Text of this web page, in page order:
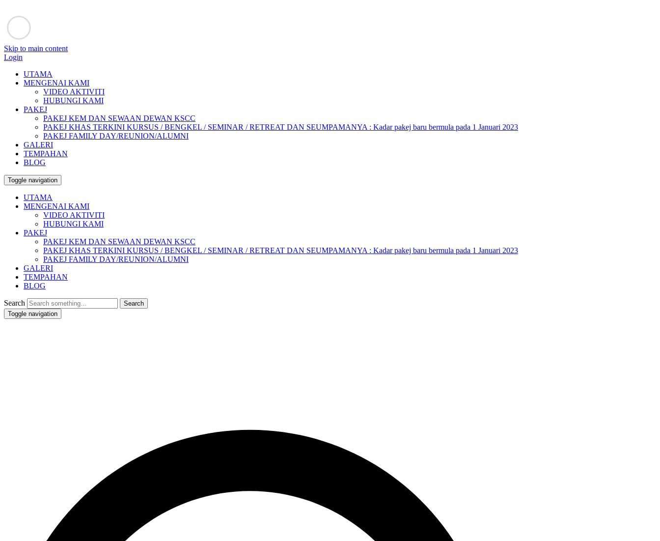
Skip to main content
Login
UTAMA
MENGENAI KAMI
VIDEO AKTIVITI
HUBUNGI KAMI
PAKEJ
PAKEJ KEM DAN SEWAAN DEWAN KSCC
PAKEJ KHAS TERKINI KURSUS / BENGKEL / SEMINAR / RETREAT DAN SEUMPAMANYA : Kadar pakej baru bermula pada 1 Januari 2023
PAKEJ FAMILY DAY/REUNION/ALUMNI
GALERI
TEMPAHAN
BLOG
Toggle navigation
UTAMA
MENGENAI KAMI
VIDEO AKTIVITI
HUBUNGI KAMI
PAKEJ
PAKEJ KEM DAN SEWAAN DEWAN KSCC
PAKEJ KHAS TERKINI KURSUS / BENGKEL / SEMINAR / RETREAT DAN SEUMPAMANYA : Kadar pakej baru bermula pada 1 Januari 2023
PAKEJ FAMILY DAY/REUNION/ALUMNI
GALERI
TEMPAHAN
BLOG
Search
Toggle navigation